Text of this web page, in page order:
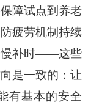
障试点到养老
疲劳机制持续
慢补时——这些
是一致的：让
有基本的安全